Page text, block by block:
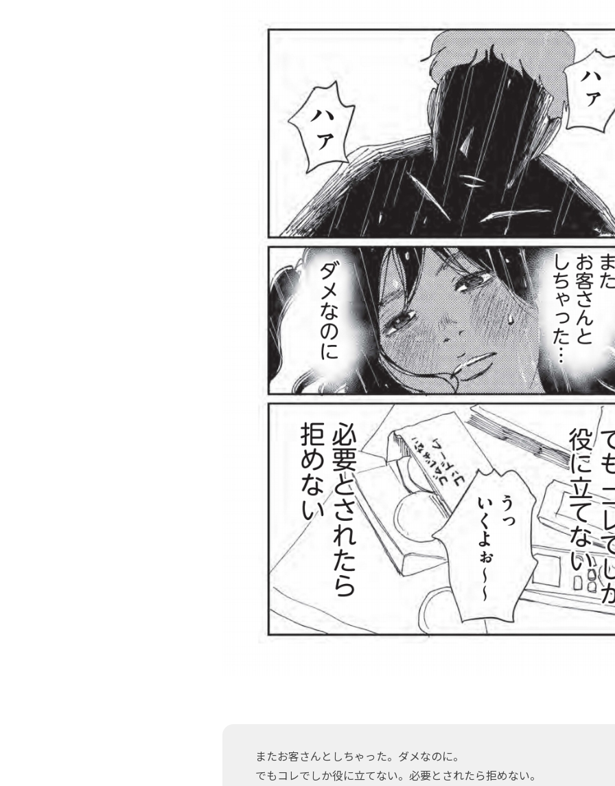
またお客さんとしちゃった。ダメなのに。
でもコレでしか役に立てない。必要とされたら拒めない。